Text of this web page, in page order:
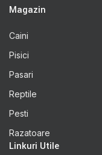
Magazin
Caini
Pisici
Pasari
Reptile
Pesti
Razatoare
Linkuri Utile